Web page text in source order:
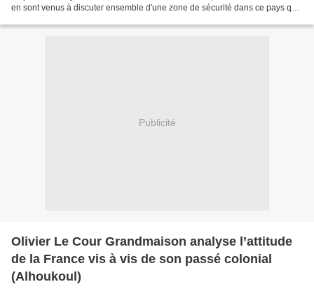
en sont venus à discuter ensemble d'une zone de sécurité dans ce pays qui
Publicité
Olivier Le Cour Grandmaison analyse l’attitude
de la France vis à vis de son passé colonial
(Alhoukoul)